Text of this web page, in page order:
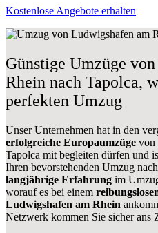
Kostenlose Angebote erhalten
Günstige Umzüge
Rhein nach Tapolca,
perfekten Umzug
Unser Unternehmen hat in den
erfolgreiche Europaumzüge von
Tapolca mit begleiten dürfen und
Ihren bevorstehenden Umzug
langjährige Erfahrung im
worauf es bei einem
Ludwigshafen am Rhein
Netzwerk kommen Sie sicher ans